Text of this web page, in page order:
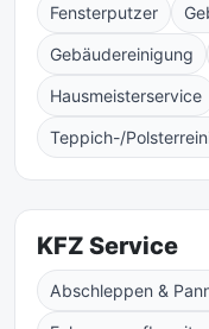
Fensterputzer
Gebäudereinigung
Hausmeisterservice
Teppich-/
KFZ Service
Abschleppen &